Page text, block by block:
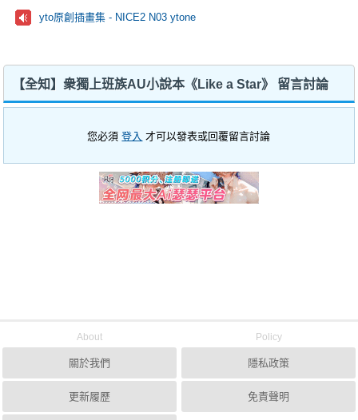
yto原創插畫集 - NICE2 N03 ytone
【全知】衆獨上班族AU小說本《Like a Star》 留言討論
您必須登入 才可以發表或回覆留言討論
About
關於我們
更新履歷
Policy
隱私政策
免責聲明